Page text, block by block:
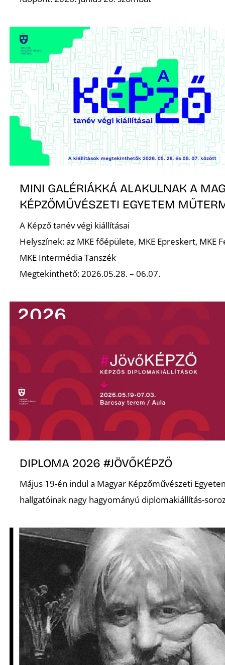
MINI GALÉRIÁKKÁ ALAKULNAK A
KÉPZŐMŰVÉSZETI EGYETEM
A Képző tanév végi kiállításai
Helyszínek: az MKE főépülete, MKE Epreskert, MKE
MKE Intermédia Tanszék
Megtekinthető: 2026.05.28. – 06.07.
DIPLOMA 2026 #JÖVŐKÉPZŐ
Május 19-én indul a Magyar Képzőművészeti
hallgatóinak nagy hagyományú diplomakiállítás-